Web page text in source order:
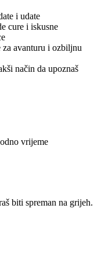
i udate
cure i iskusne
za avanturu i ozbiljnu
način da upoznaš
vrijeme
biti spreman na grijeh.